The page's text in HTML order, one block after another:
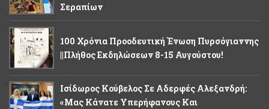
Σεραπίων
100 Χρόνια Προοδευτική Ένωση Πυρσόγιαννης
||Πλήθος Εκδηλώσεων 8-15 Αυγούστου!
Ισίδωρος Κούβελος Σε Αδερφές Αλεξανδρή:
«Μας Κάνατε Υπερήφανους Και